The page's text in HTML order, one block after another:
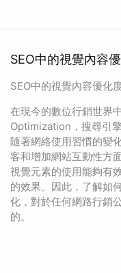
SEO中的視覺內容
SEO中的視覺內容優化
在現今的數位行銷世界
Optimization，搜尋引
隨著網絡使用習慣的變
客和增加網站互動性方
視覺元素的使用能夠有
的效果。因此，了解如
化，對於任何網路行銷
的。